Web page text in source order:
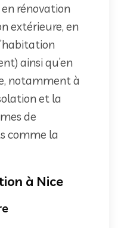
rénovation
extérieure, en
ainsi qu’en
notamment à
et la
de
comme la
à Nice